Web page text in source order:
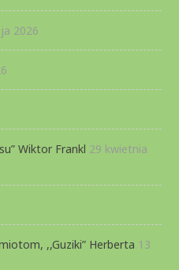
2026
Wiktor Frankl 29 kwietnia
,,Guziki” Herberta 13